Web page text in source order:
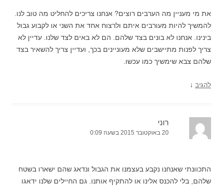
את מי מעניין מה הערבים רוצים? אנחנו צריכים להחליט מה טוב לנו.
להמשיך להיות מעורבים איתם ולרצוח אחד את השני או לקבוע גבול
בינינו. אנחנו לא בונים בצד שלהם. הם לא באים לצד שלנו. עדיין לא
צריך לפנות מתיישבים שלא מעוניינים בכך, ועדיין צריך להשאיר בצד
שלהם צבא שימשיך כמו עכשו.
להגיב ↓
רוני
20 באוקטובר 2015 בשעה 0:09
התכוונתי שאנחנו נקבע בעצמנו את הגבול ונדאג שהם ישארו בשטח
שלהם, בלי להכנס אלינו או להתקיף אותנו. גם החיילים שלנו ידאגו